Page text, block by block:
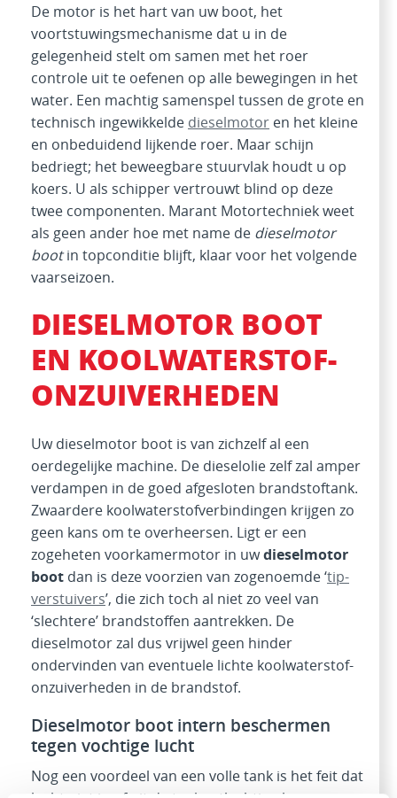
De motor is het hart van uw boot, het
voortstuwingsmechanisme dat u in de
gelegenheid stelt om samen met het roer
controle uit te oefenen op alle bewegingen in het
water. Een machtig samenspel tussen de grote en
technisch ingewikkelde dieselmotor en het kleine
en onbeduidend lijkende roer. Maar schijn
bedriegt; het beweegbare stuurvlak houdt u op
koers. U als schipper vertrouwt blind op deze
twee componenten. Marant Motortechniek weet
als geen ander hoe met name de dieselmotor
bootin topconditie blijft, klaar voor het volgende
vaarseizoen.
DIESELMOTOR BOOT
EN KOOLWATERSTOF-
ONZUIVERHEDEN
Uw dieselmotor boot is van zichzelf al een
oerdegelijke machine. De dieselolie zelf zal amper
verdampen in de goed afgesloten brandstoftank.
Zwaardere koolwaterstofverbindingen krijgen zo
geen kans om te overheersen. Ligt er een
zogeheten voorkamermotor in uwdieselmotor
boot dan is deze voorzien van zogenoemde ‘tip-
verstuivers’, die zich toch al niet zo veel van
‘slechtere’ brandstoffen aantrekken. De
dieselmotor zal dus vrijwel geen hinder
ondervinden van eventuele lichte koolwaterstof-
onzuiverheden in de brandstof.
Dieselmotor boot intern beschermen
tegen vochtige lucht
Nog een voordeel van een volle tank is het feit dat